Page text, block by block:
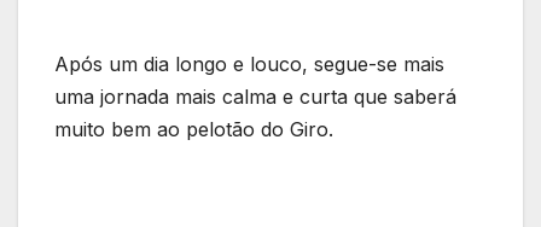
Após um dia longo e louco, segue-se mais
uma jornada mais calma e curta que saberá
muito bem ao pelotão do Giro.